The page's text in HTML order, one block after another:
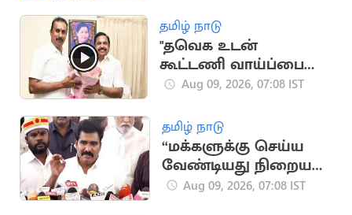
தொடக்கம்
தமிழ் நாடு
"தவெக உடன்
கூட்டணி வாய்ப்பை
இபிஎஸ்
எஸ்.பி.வேலுமணி
Aug 09, 2026, 07:08 IST
தமிழ் நாடு
“மக்களுக்கு செய்ய
வேண்டியது நிறைய
இருக்கு” - அமைச்சர்
Aug 09, 2026, 07:08 IST